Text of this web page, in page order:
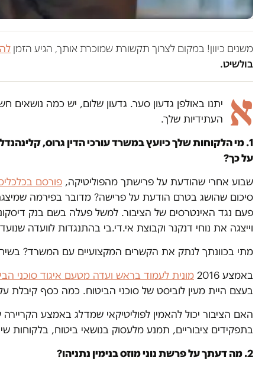
משנים כיוון! במקום לצרוך תקשורת שמוכרת אותך, הגיע הזמן
בולשיט.
א
יתנו באולפן גדעון סער. גדעון שלום, יש כמה נושאים
העתידיות שלך.
1. מי הלקוחות שלך כיועץ במשרד עורכי הדין גרוס,
על כך?
שבוע אחרי שהודעת על פרישתך מהפוליטיקה, פורסם
סיכום שהושג בטרם הודעת על פרישה? מדובר בפירמה
פעם נגד האינטרסים של הציבור. למשל פעלה בשם בנק
וייצגה את נוחי דנקנר וקבוצת אי.די.בי בהתנגדות לוועדה
מתי בכוונתך לנתק את הקשרים המקצועיים עם המשרד?
באמצע 2016
מונית לעמוד בראש ועדה מטעם איגוד סוכני
בעצם היית מעין לוביסט של סוכני הביטוח. כמה כסף קיבלת
האם הציבור יכול להאמין לפוליטיקאי שמדלג באמצע
בתפקידים ציבוריים, תמנע מלעסוק בנושאי ביטוח,
2. מה דעתך על פרשת נוני מוזס בנימין נתניהו?